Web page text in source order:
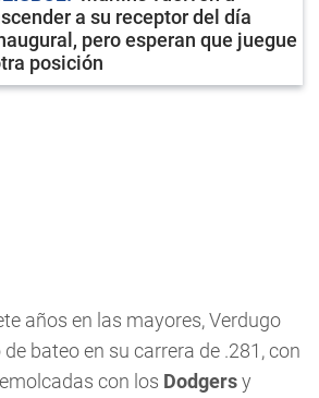
a su receptor del día
pero esperan que juegue
posición
años en las mayores, Verdugo
bateo en su carrera de .281, con
con los Dodgersy